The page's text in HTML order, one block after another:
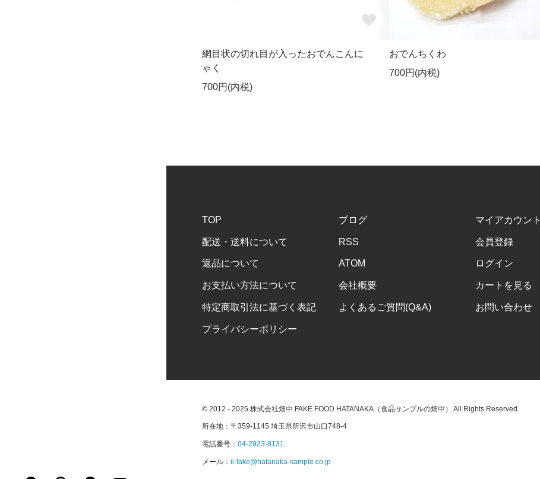
網目状の切れ目が入ったおでんこんに
ゃく
700円(内税)
おでんちくわ
700円(内税)
TOP
配送・送料について
返品について
お支払い方法について
特定商取引法に基づく表記
プライバシーポリシー
ブログ
RSS
ATOM
会社概要
よくあるご質問(Q&A)
マイアカウント
会員登録
ログイン
カートを見る
お問い合わせ
© 2012 - 2025 株式会社畑中 FAKE FOOD HATANAKA（食品サンプルの畑中） All Rights Reserved.
所在地：〒359-1145 埼玉県所沢市山口748-4
電話番号： 04-2923-8131
メール： ii-fake@hatanaka-sample.co.jp